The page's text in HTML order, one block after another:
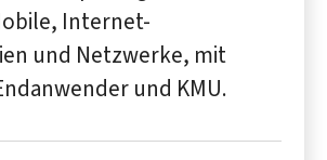
Internet-
und Netz­­werke, mit
und KMU.